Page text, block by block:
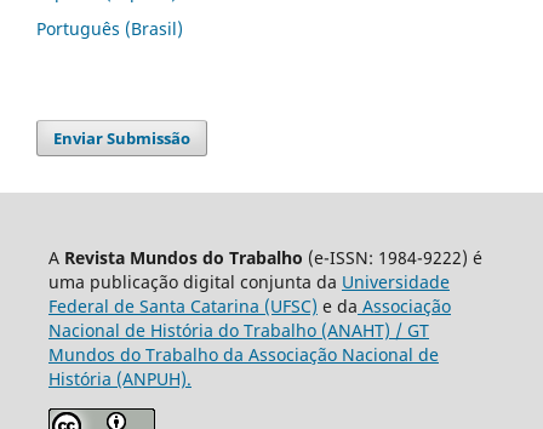
Português (Brasil)
Enviar Submissão
A Revista Mundos do Trabalho (e-ISSN: 1984-9222) é
uma publicação digital conjunta da Universidade
Federal de Santa Catarina (UFSC) e da Associação
Nacional de História do Trabalho (ANAHT) / GT
Mundos do Trabalho da Associação Nacional de
História (ANPUH).